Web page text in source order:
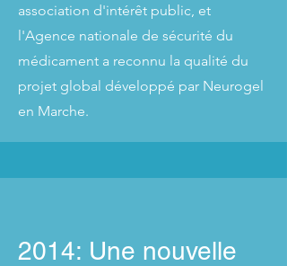
association d'intérêt public, et
l'Agence nationale de sécurité du
médicament a reconnu la qualité du
projet global développé par Neurogel
en Marche.
2014: Une nouvelle